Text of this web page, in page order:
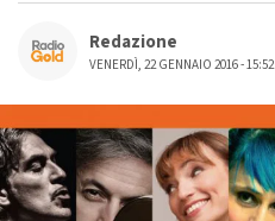
Redazione
VENERDÌ, 22 GENNAIO 2016 - 15:52